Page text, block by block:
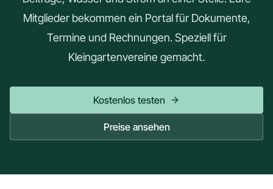
Mitglieder bekommen ein Portal für Dokumente,
Termine und Rechnungen. Speziell für
Kleingartenvereine gemacht.
Kostenlos testen
Preise ansehen